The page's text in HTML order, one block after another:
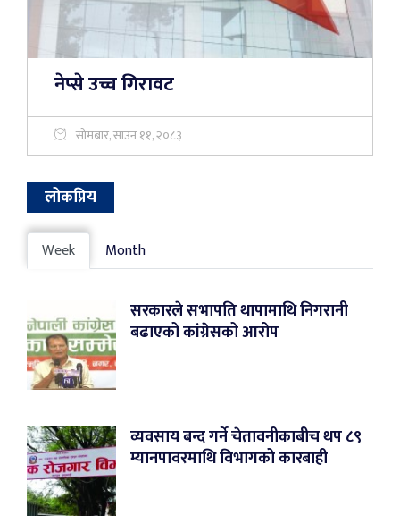
नेप्से उच्च गिरावट
सोमबार, साउन ११, २०८३
लोकप्रिय
Week Month
सरकारले सभापति थापामाथि निगरानी
बढाएको कांग्रेसको आरोप
व्यवसाय बन्द गर्ने चेतावनीकाबीच थप ८९
म्यानपावरमाथि विभागको कारबाही